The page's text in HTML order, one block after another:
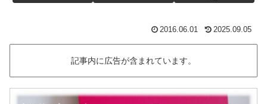
2016.06.01 2025.09.05
記事内に広告が含まれています。